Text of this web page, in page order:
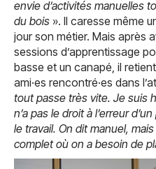
envie d’activités manuelles
du bois ». Il caresse même
jour son métier. Mais après
sessions d’apprentissage
basse et un canapé, il
ami·es rencontré·es dans
tout passe très vite. Je suis
n’a pas le droit à l’erreur
le travail. On dit manuel,
complet où on a besoin de